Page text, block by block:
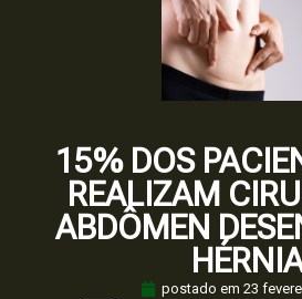
15% DOS
REALIZAM
ABDÔMEN
postado em 23